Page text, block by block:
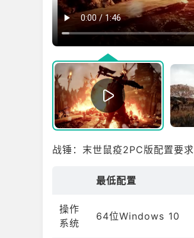
战锤：末世鼠疫2PC版配置要求
最低配置
操作
系统
64位Windows 10